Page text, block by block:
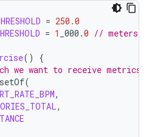
= 250.0
= 1 _000 .0 // meters
()
{
we want to receive metrics.
setOf(
,
,